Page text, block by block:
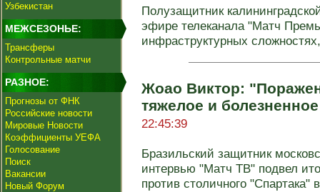
Узбекистан
МЕЖСЕЗОНЬЕ:
Трансферы
Контрольные матчи
РАЗНОЕ:
Прогнозы от ФНК
Российские новости
Мировые Новости
Коэффициенты УЕФА
Голосование
Поиск
Вакансии
Новый Форум
Полузащитник
эфире телеканала "Матч
инфраструктурных
Жоао Виктор:
тяжелое и
22:45:39
Бразильский защитник
интервью "Матч ТВ" подвел
против столичного "Спартака"